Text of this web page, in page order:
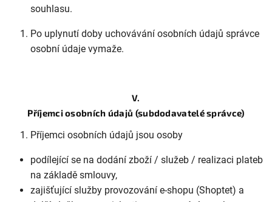
souhlasu.
Po uplynutí doby uchovávání osobních údajů správce
osobní údaje vymaže.
V.
Příjemci osobních údajů (subdodavatelé správce)
Příjemci osobních údajů jsou osoby
podílející se na dodání zboží / služeb / realizaci plateb
na základě smlouvy,
zajišťující služby provozování e-shopu (Shoptet) a